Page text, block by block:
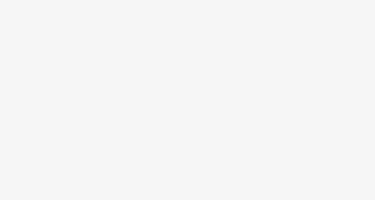
k dostání na těchto prodejnách: